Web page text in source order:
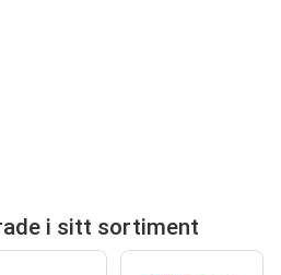
i sitt sortiment